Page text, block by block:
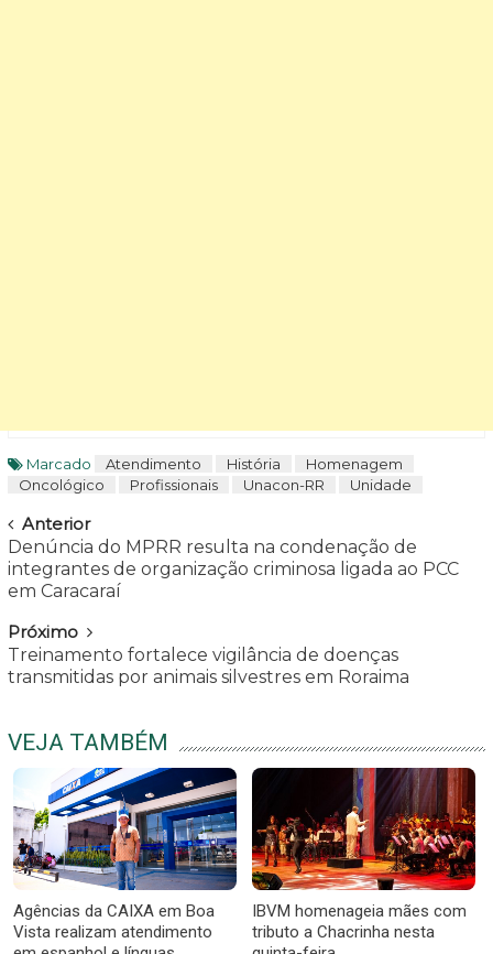
Marcado Atendimento História
Homenagem
Oncológico
Profissionais Unacon-RR Unidade
Navegar
Anterior
Denúncia do MPRR resulta na condenação de
integrantes de organização criminosa ligada ao PCC
em Caracaraí
Próximo
Treinamento fortalece vigilância de doenças
transmitidas por animais silvestres em Roraima
VEJA TAMBÉM
Agências da CAIXA em Boa
Vista realizam atendimento
IBVM homenageia mães com
tributo a Chacrinha nesta